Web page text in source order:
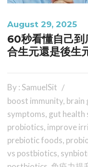
August 29, 2025
60秒看懂自己到
合生元還是後生
By : SamuelSit
boost immunity, brain
symptoms, gut health
probiotics, improve
prebiotic foods,
vs postbiotics,